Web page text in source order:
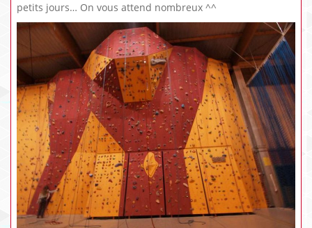
petits jours… On vous attend nombreux ^^